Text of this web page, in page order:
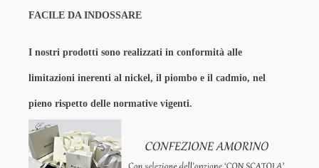
FACILE DA INDOSSARE
I nostri prodotti sono realizzati in conformità alle
limitazioni inerenti al nickel, il piombo e il cadmio, nel
pieno rispetto delle normative vigenti.